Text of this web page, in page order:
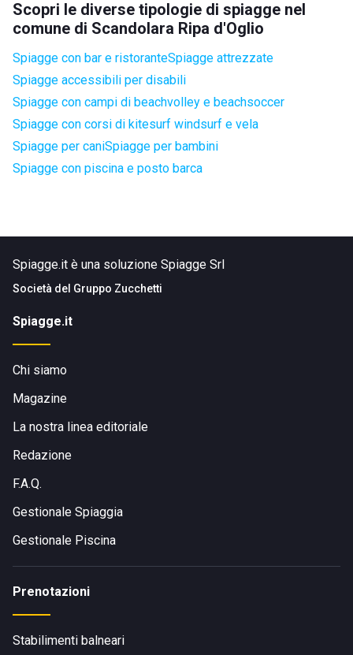
Scopri le diverse tipologie di spiagge nel
comune di Scandolara Ripa d'Oglio
Spiagge con bar e ristoranteSpiagge attrezzate
Spiagge accessibili per disabili
Spiagge con campi di beachvolley e beachsoccer
Spiagge con corsi di kitesurf windsurf e vela
Spiagge per caniSpiagge per bambini
Spiagge con piscina e posto barca
Spiagge.it è una soluzione Spiagge Srl
Società del Gruppo Zucchetti
Spiagge.it
Chi siamo
Magazine
La nostra linea editoriale
Redazione
F.A.Q.
Gestionale Spiaggia
Gestionale Piscina
Prenotazioni
Stabilimenti balneari